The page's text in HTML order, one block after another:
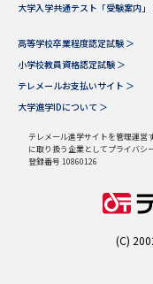
新学年スタート号特集ペー
SELFBRAND特集ページ
オープンキャンパス
オープンキャンパス検索
来場型・Web型イベント
大学入学共通テスト「受験案内」
高等学校卒業程度認定試験 ＞
小学校教員資格認定試験 ＞
テレメールお支払いサイト ＞
大学進学IDについて ＞
テレメール進学サイトを管理運営
に取り扱う企業としてプライバシ
登録番号 10860126
(C)